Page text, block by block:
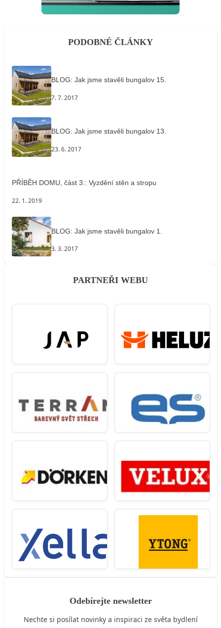
PODOBNÉ ČLÁNKY
BLOG: Jak jsme stavěli bungalov 15.
7. 7. 2017
BLOG: Jak jsme stavěli bungalov 13.
23. 6. 2017
PŘÍBĚH DOMU, část 3.: Vyzdění stěn a stropu
22. 1. 2019
BLOG: Jak jsme stavěli bungalov 1.
3. 3. 2017
PARTNEŘI WEBU
Odebírejte newsletter
Nechte si posílat novinky a inspiraci ze světa bydlení